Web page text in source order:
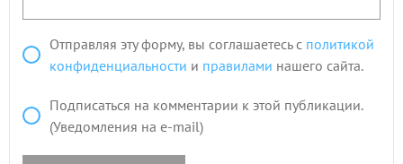
Отправляя эту форму, вы соглашаетесь с политикой
конфиденциальности и правилами нашего сайта.
Подписаться на комментарии к этой публикации.
(Уведомления на e-mail)